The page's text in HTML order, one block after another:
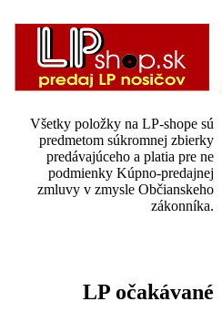
Všetky položky na LP-shope sú
predmetom súkromnej zbierky
predávajúceho a platia pre ne
podmienky Kúpno-predajnej
zmluvy v zmysle Občianskeho
zákonníka.
LP očakávané